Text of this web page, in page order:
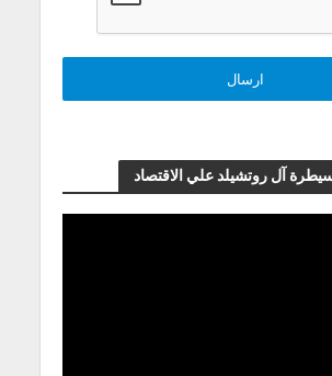
آل روتشيلد علي الاقتصاد